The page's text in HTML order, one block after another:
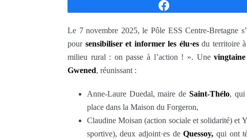
Le 7 novembre 2025, le Pôle ESS Centre-Bretagne
pour sensibiliser et informer les élu·esdu territoire à
milieu rural : on passe à l’action ! ». Unevingtaine
Gwened, réunissant :
Anne-Laure Duedal, maire de Saint-Thélo, qui
place dans la Maison du Forgeron,
Claudine Moisan (action sociale et solidarité) et
sportive), deux adjoint·es deQuessoy, qui ont